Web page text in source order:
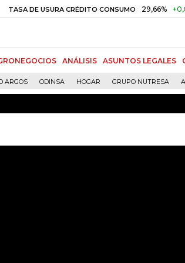
DE USURA CRÉDITO CONSUMO 29,66% +0,87%
ANÁLISIS ASUNTOS LEGALES
ARGOS ODINSA HOGAR GRUPO NUTRESA